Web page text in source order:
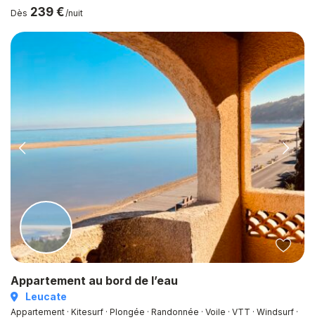
Dès 239 €/nuit
Appartement au bord de l’eau
Leucate
Appartement · Kitesurf · Plongée · Randonnée · Voile · VTT · Windsurf ·